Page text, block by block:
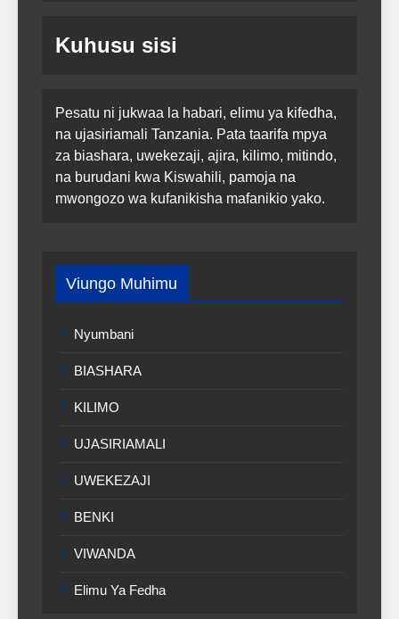
Kuhusu sisi
Pesatu ni jukwaa la habari, elimu ya kifedha,
na ujasiriamali Tanzania. Pata taarifa mpya
za biashara, uwekezaji, ajira, kilimo, mitindo,
na burudani kwa Kiswahili, pamoja na
mwongozo wa kufanikisha mafanikio yako.
Viungo Muhimu
Nyumbani
BIASHARA
KILIMO
UJASIRIAMALI
UWEKEZAJI
BENKI
VIWANDA
Elimu Ya Fedha